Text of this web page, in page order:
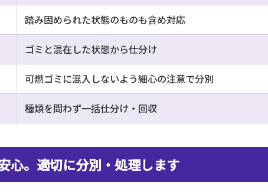
踏み固められた状態のものも含め対応
ゴミと混在した状態から仕分け
可燃ゴミに混入しないよう細心の注意で分別
種類を問わず一括仕分け・回収
心。適切に分別・処理します